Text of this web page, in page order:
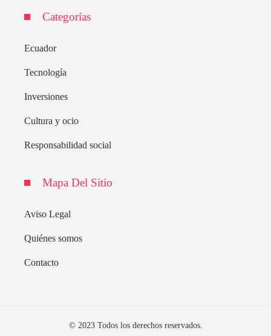
Categorías
Ecuador
Tecnología
Inversiones
Cultura y ocio
Responsabilidad social
Mapa Del Sitio
Aviso Legal
Quiénes somos
Contacto
© 2023 Todos los derechos reservados.